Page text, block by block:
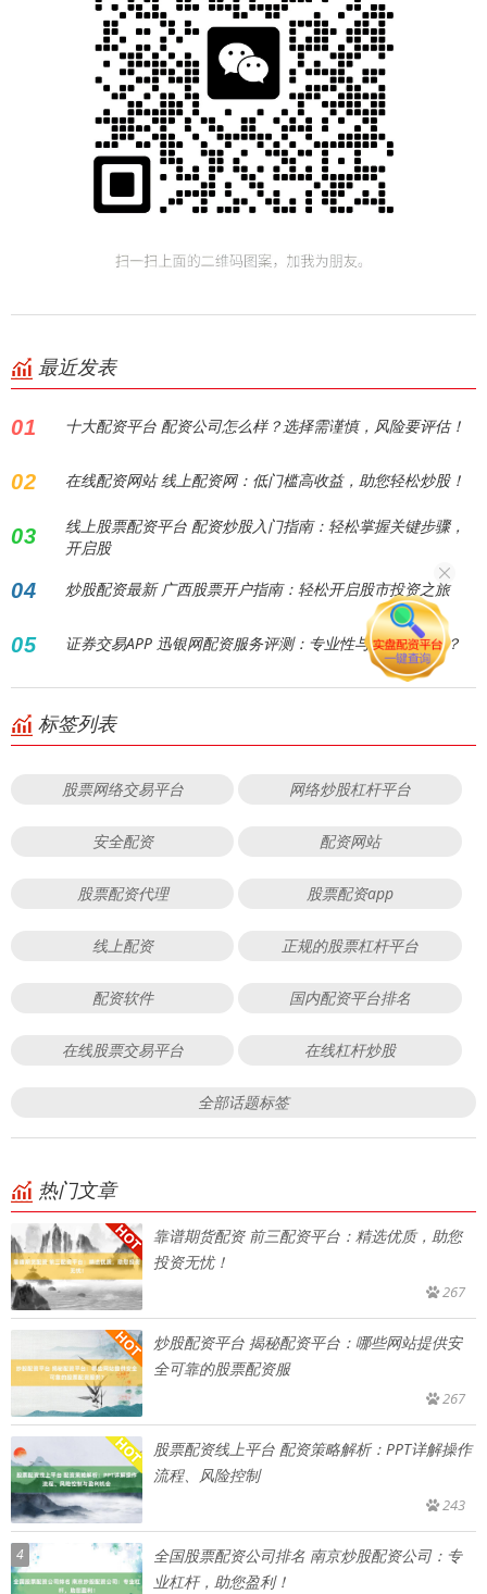
最近发表
01 十大配资平台 配资公司怎么样？选择需谨慎，风险要评估！
02 在线配资网站 线上配资网：低门槛高收益，助您轻松炒股！
03
线上股票配资平台 配资炒股入门指南：轻松掌握关键步骤，
开启股
04 炒股配资最新 广西股票开户指南：轻松开启股市投资之旅
05 证券交易APP 迅银网配资服务评测：专业性与可靠性如何？
标签列表
股票网络交易平台 网络炒股杠杆平台
安全配资 配资网站
股票配资代理 股票配资app
线上配资 正规的股票杠杆平台
配资软件 国内配资平台排名
在线股票交易平台 在线杠杆炒股
全部话题标签
热门文章
靠谱期货配资 前三配资平台：精选优质，助您
投资无忧！
267
炒股配资平台 揭秘配资平台：哪些网站提供安
全可靠的股票配资服
267
股票配资线上平台 配资策略解析：PPT详解操作
流程、风险控制
243
4
全国股票配资公司排名 南京炒股配资公司：专
业杠杆，助您盈利！